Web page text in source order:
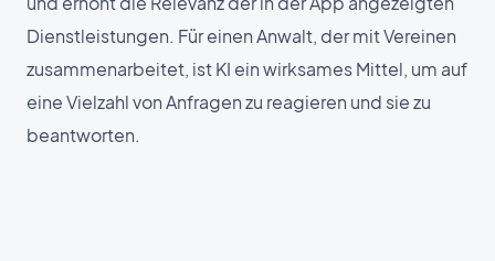
Dienstleistungen. Für einen Anwalt, der mit Vereinen
zusammenarbeitet, ist KI ein wirksames Mittel, um auf
eine Vielzahl von Anfragen zu reagieren und sie zu
beantworten.